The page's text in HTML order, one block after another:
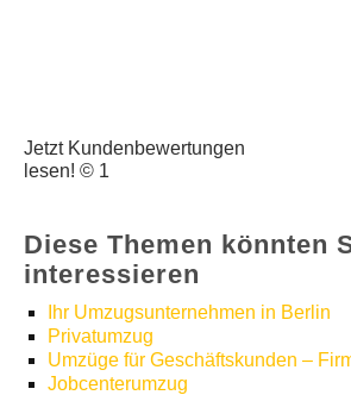
Jetzt Kundenbewertungen
lesen! © 1
Diese Themen könnten
interessieren
Ihr Umzugsunternehmen in Berlin
Privatumzug
Umzüge für Geschäftskunden –
Jobcenterumzug